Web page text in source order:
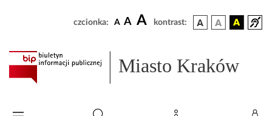
czcionka: A A A kontrast:
Miasto Kraków